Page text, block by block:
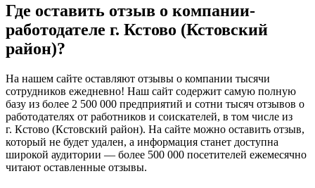
Где оставить отзыв о компании-
работодателе г. Кстово (Кстовский
район)?
На нашем сайте оставляют отзывы о компании тысячи
сотрудников ежедневно! Наш сайт содержит самую полную
базу из более 2 500 000 предприятий и сотни тысяч отзывов о
работодателях от работников и соискателей, в том числе из
г. Кстово (Кстовский район). На сайте можно оставить отзыв,
который не будет удален, а информация станет доступна
широкой аудитории — более 500 000 посетителей ежемесячно
читают оставленные отзывы.